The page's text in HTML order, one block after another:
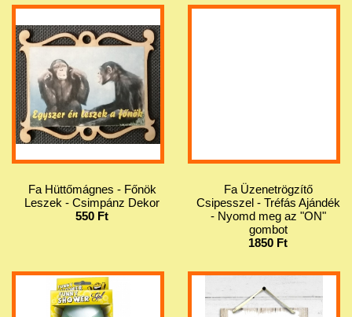
Fa Hüttőmágnes - Főnök
Leszek - Csimpánz Dekor
550 Ft
Fa Üzenetrögzítő
Csipesszel - Tréfás Ajándék
- Nyomd meg az "ON"
gombot
1850 Ft